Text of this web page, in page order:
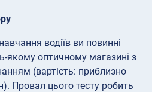
водіїв ви повинні
якому оптичному магазині з
(вартість: приблизно
Провал цього тесту робить